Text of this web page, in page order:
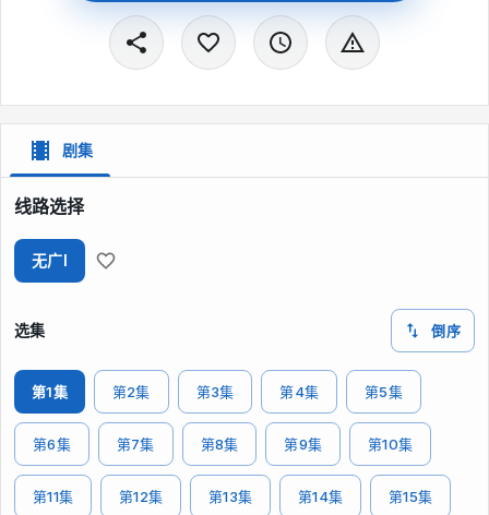
剧集
线路选择
无广I
选集 倒序
第1集 第2集 第3集 第4集 第5集
第6集 第7集 第8集 第9集 第10集
第11集 第12集 第13集 第14集 第15集